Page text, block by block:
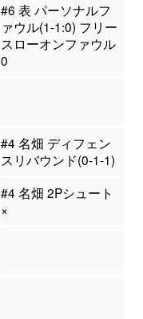
#6 表 パーソナルフ
ァウル(1-1:0) フリー
スローオンファウル
0
#4 名畑 ディフェン
スリバウンド(0-1-1)
#4 名畑 2Pシュート
×